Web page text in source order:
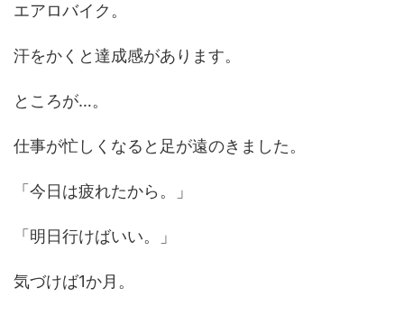
エアロバイク。
汗をかくと達成感があります。
ところが…。
仕事が忙しくなると足が遠のきました。
「今日は疲れたから。」
「明日行けばいい。」
気づけば1か月。